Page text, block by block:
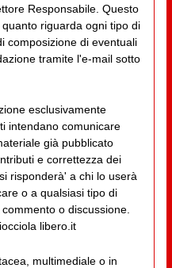
Responsabile. Questo
riguarda ogni tipo di
composizione di eventuali
tramite l'e-mail sotto
esclusivamente
intendano comunicare
già pubblicato
e correttezza dei
risponderà' a chi lo userà
o a qualsiasi tipo di
o discussione.
libero.it
multimediale o in